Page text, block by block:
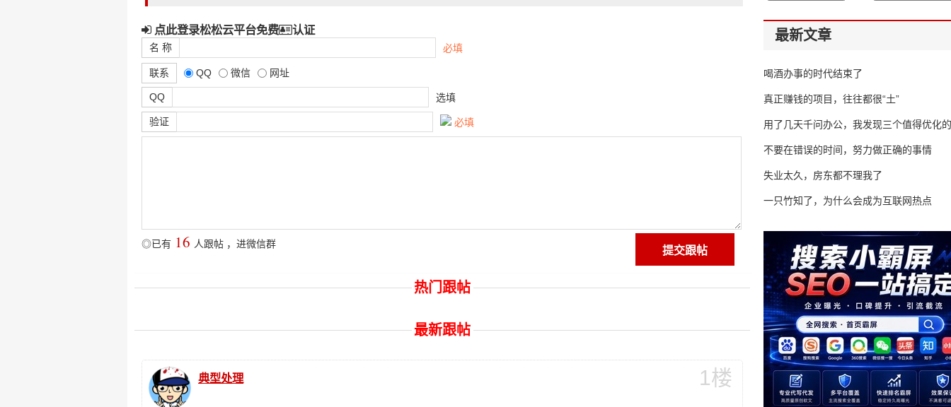
点此登录松松云平台免费 认证
名 称 必填
联系 QQ 微信 网址
QQ 选填
验证 必填
◎已有 16 人跟帖 ， 进微信群
热门跟帖
最新跟帖
1楼
典型处理
最新文章
喝酒办事的时代结束了
真正赚钱的项目，往往都很“土”
用了几天千问办公，我发现三个值得优化
不要在错误的时间，努力做正确的事情
失业太久，房东都不理我了
一只竹知了，为什么会成为互联网热点